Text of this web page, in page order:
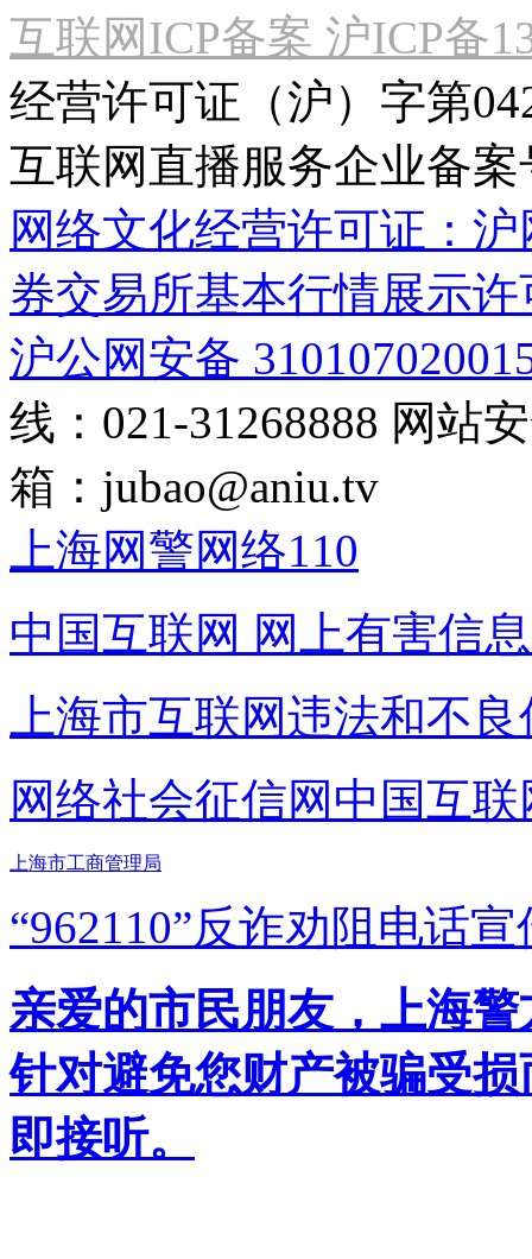
互联网ICP备案 沪ICP备
经营许可证（沪）字第
互联网直播服务企业备案
网络文化经营许可证：
券交易所基本行情展示许
沪公网安备
线：021-31268888 网站
箱： jubao@aniu.tv
上海网警网络110
中国互联网 网上有害信
上海市互联网违法和不
网络社会征信网 中国互
上海市工商管理局
“962110”反诈劝阻电话宣
亲爱的市民朋友，上海
针对避免您财产被骗受
即接听。